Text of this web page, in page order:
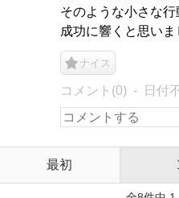
そのような小さな
成功に響くと思いま
ナイス
コメント(0) 日付
最初